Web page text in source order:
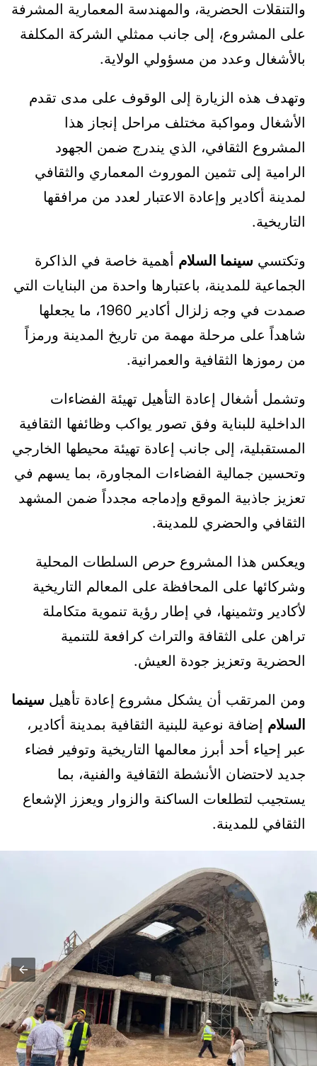
والتنقلات الحضرية، والمهندسة المعمارية المشرفة
على المشروع، إلى جانب ممثلي الشركة المكلفة
بالأشغال وعدد من مسؤولي الولاية.
وتهدف هذه الزيارة إلى الوقوف على مدى تقدم
الأشغال ومواكبة مختلف مراحل إنجاز هذا
المشروع الثقافي، الذي يندرج ضمن الجهود
الرامية إلى تثمين الموروث المعماري والثقافي
لمدينة أكادير وإعادة الاعتبار لعدد من مرافقها
التاريخية.
وتكتسي سينما السلام أهمية خاصة في الذاكرة
الجماعية للمدينة، باعتبارها واحدة من البنايات التي
صمدت في وجه زلزال أكادير 1960، ما يجعلها
شاهداً على مرحلة مهمة من تاريخ المدينة ورمزاً
من رموزها الثقافية والعمرانية.
وتشمل أشغال إعادة التأهيل تهيئة الفضاءات
الداخلية للبناية وفق تصور يواكب وظائفها الثقافية
المستقبلية، إلى جانب إعادة تهيئة محيطها الخارجي
وتحسين جمالية الفضاءات المجاورة، بما يسهم في
تعزيز جاذبية الموقع وإدماجه مجدداً ضمن المشهد
الثقافي والحضري للمدينة.
ويعكس هذا المشروع حرص السلطات المحلية
وشركائها على المحافظة على المعالم التاريخية
لأكادير وتثمينها، في إطار رؤية تنموية متكاملة
تراهن على الثقافة والتراث كرافعة للتنمية
الحضرية وتعزيز جودة العيش.
ومن المرتقب أن يشكل مشروع إعادة تأهيل سينما
السلام إضافة نوعية للبنية الثقافية بمدينة أكادير،
عبر إحياء أحد أبرز معالمها التاريخية وتوفير فضاء
جديد لاحتضان الأنشطة الثقافية والفنية، بما
يستجيب لتطلعات الساكنة والزوار ويعزز الإشعاع
الثقافي للمدينة.